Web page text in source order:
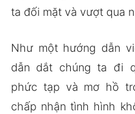
ta đối mặt và vượt qua
Như một hướng dẫn
dẫn dắt chúng ta đi
phức tạp và mơ hồ
chấp nhận tình hình